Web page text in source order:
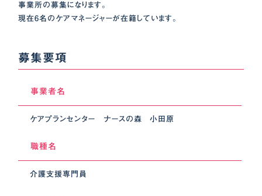
事業所の募集になります。
現在6名のケアマネージャーが在籍しています。
募集要項
事業者名
ケアプランセンター ナースの森 小田原
職種名
介護支援専門員